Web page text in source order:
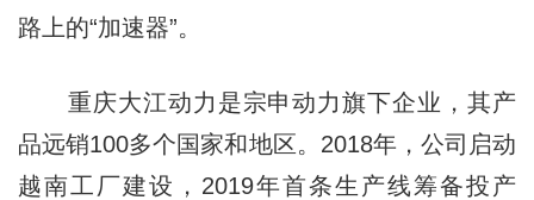
路上的“加速器”。
重庆大江动力是宗申动力旗下企业，其产
品远销100多个国家和地区。2018年，公司启动
越南工厂建设，2019年首条生产线筹备投产